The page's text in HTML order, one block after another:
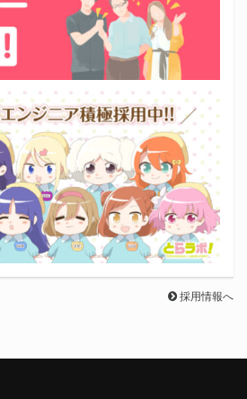
採用情報へ